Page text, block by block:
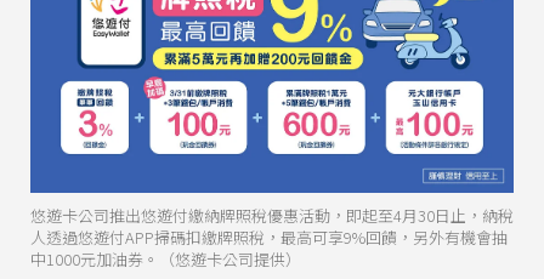
悠遊卡公司推出悠遊付繳納牌照稅優惠活動，即起至4月30日止，納稅
人透過悠遊付APP掃碼扣繳牌照稅，最高可享9%回饋，另外有機會抽
中1000元加油券。（悠遊卡公司提供）